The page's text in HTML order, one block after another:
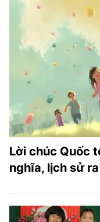
Lời chúc Quốc
nghĩa, lịch sử